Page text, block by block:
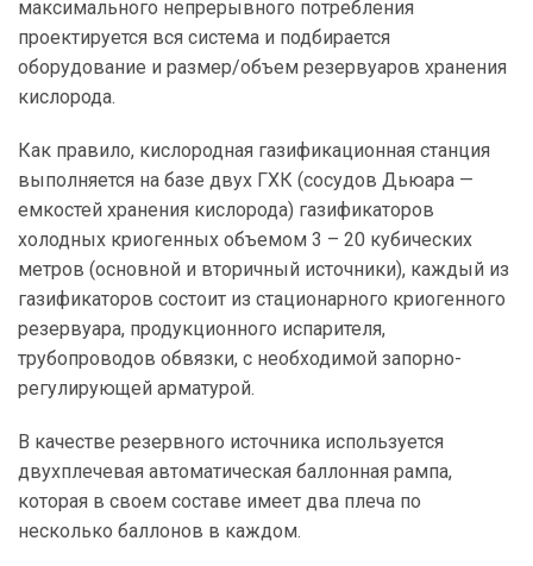
максимального непрерывного потребления
проектируется вся система и подбирается
оборудование и размер/объем резервуаров хранения
кислорода.
Как правило, кислородная газификационная станция
выполняется на базе двух ГХК (сосудов Дьюара —
емкостей хранения кислорода) газификаторов
холодных криогенных объемом 3 – 20 кубических
метров (основной и вторичный источники), каждый из
газификаторов состоит из стационарного криогенного
резервуара, продукционного испарителя,
трубопроводов обвязки, с необходимой запорно-
регулирующей арматурой.
В качестве резервного источника используется
двухплечевая автоматическая баллонная рампа,
которая в своем составе имеет два плеча по
несколько баллонов в каждом.